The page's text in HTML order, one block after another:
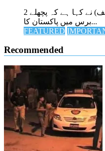
عالمی مالیاتی ادارے (آئی ایم ایف) نے کہا ہے کہ پچھلے 2
برس میں پاکستان کا...
FEATURED
Recommended